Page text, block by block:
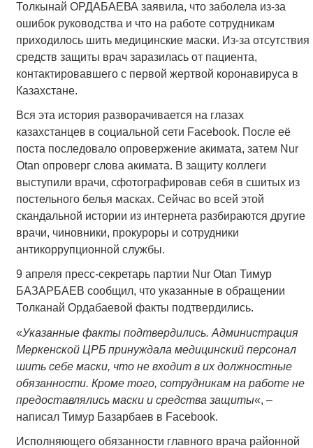
Толкынай ОРДАБАЕВА заявила, что заболела из-за
ошибок руководства и что на работе сотрудникам
приходилось шить медицинские маски. Из-за отсутствия
средств защиты врач заразилась от пациента,
контактировавшего с первой жертвой коронавируса в
Казахстане.
Вся эта история разворачивается на глазах
казахстанцев в социальной сети Facebook. После её
поста последовало опровержение акимата, затем Nur
Otan опроверг слова акимата. В защиту коллеги
выступили врачи, сфотографировав себя в сшитых из
постельного белья масках. Сейчас во всей этой
скандальной истории из интернета разбираются другие
врачи, чиновники, прокуроры и сотрудники
антикоррупционной службы.
9 апреля пресс-секретарь партии Nur Otan Тимур
БАЗАРБАЕВ сообщил, что указанные в обращении
Толканай Ордабаевой факты подтвердились.
«Указанные факты подтвердились. Администрация
Меркенской ЦРБ принуждала медицинский персонал
шить себе маски, что не входит в их должностные
обязанности. Кроме того, сотрудникам на работе не
предоставлялись маски и средства защиты«, –
написал Тимур Базарбаев в Facebook.
Исполняющего обязанности главного врача районной